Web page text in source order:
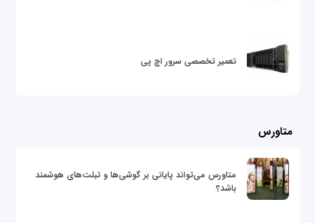
تعمیر تخصصی سرور اچ پی
متاورس
متاورس می‌تواند پایانی بر گوشی‌ها و تبلت‌های هوشمند
باشد؟